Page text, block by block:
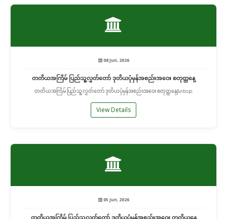
08 Jun, 2026
တတိယအကြိမ် ပြည်သူ့လွှတ်တော် ဒုတိယပုံမှန်အစည်းအဝေး စတုတ္ထနေ့
တတိယအကြိမ် ပြည်သူ့လွှတ်တော် ဒုတိယပုံမှန်အစည်းအဝေး စတုတ္ထနေ့&nbsp;
View Details
05 Jun, 2026
တတိယအကြိမ် ပြည်သူ့လွှတ်တော် ဒုတိယပုံမှန်အစည်းအဝေး တတိယနေ့